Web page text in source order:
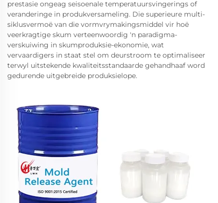
prestasie ongeag seisoenale temperatuursvingerings of
veranderinge in produkversameling. Die superieure multi-
siklusvermoë van die vormvrymakingsmiddel vir hoë
veerkragtige skum verteenwoordig 'n paradigma-
verskuiwing in skumproduksie-ekonomie, wat
vervaardigers in staat stel om deurstroom te optimaliseer
terwyl uitstekende kwaliteitsstandaarde gehandhaaf word
gedurende uitgebreide produksielope.